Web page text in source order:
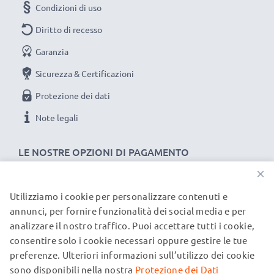
LE NOSTRE OPZIONI DI PAGAMENTO
Condizioni di uso
Diritto di recesso
Garanzia
Sicurezza & Certificazioni
Protezione dei dati
Note legali
I NOSTRI PARTNER DI SPEDIZIONE
© subtel.it 2026
Tutti i prezzi includono l'IVA e sono esclusi i costi di
spedizione. Si prega di notare che tutti i marchi menzionati
×
Utilizziamo i cookie per personalizzare contenuti e
annunci, per fornire funzionalità dei social media e per
analizzare il nostro traffico. Puoi accettare tutti i cookie,
consentire solo i cookie necessari oppure gestire le tue
preferenze. Ulteriori informazioni sull’utilizzo dei cookie
sono disponibili nella nostra Protezione dei Dati